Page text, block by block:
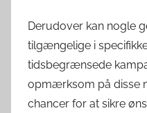
Derudover kan nogle
tilgængelige i
tidsbegrænsede
opmærksom på disse
chancer for at sikre